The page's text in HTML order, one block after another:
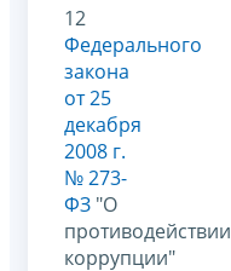
12
Федерального
закона
от 25
декабря
2008 г.
№ 273-
ФЗ "О
противодействии
коррупции"